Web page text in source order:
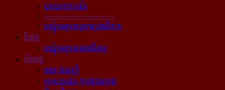
បទយកការណ៍
----------------------------
បណ្ដុំអត្ថបទស្រាវជ្រាវវិភាគ
វីដេអូ
បណ្ដុំអត្ថបទមានវីដេអូ
កំសាន្ដ
តារា ជនល្បី
ទេសចរណ៍ ការផ្សងព្រេង